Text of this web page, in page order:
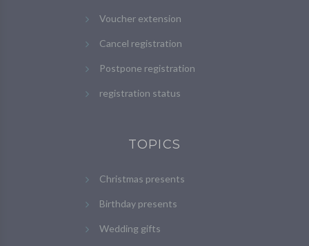
Voucher extension
Cancel registration
Postpone registration
registration status
TOPICS
Christmas presents
Birthday presents
Wedding gifts